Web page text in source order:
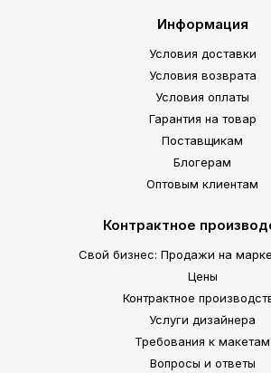
Информация
Условия доставки
Условия возврата
Условия оплаты
Гарантия на товар
Поставщикам
Блогерам
Оптовым клиентам
Контрактное
Свой бизнес: Продажи на
Цены
Контрактное
Услуги дизайнера
Требования к макетам
Вопросы и ответы